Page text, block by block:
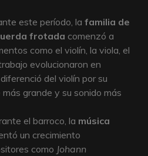
este período, la familia de
frotada comenzó a
como el violín, la viola, el
evolucionaron en
del violín por su
grande y su sonido más
el barroco, la música
un crecimiento
como Johann